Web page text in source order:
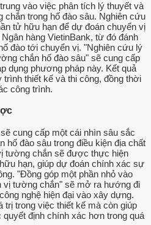
vào việc phân tích lý thuyết và
trong hố đào sâu. Nghiên cứu
tử hữu hạn để dự đoán chuyển vị
hàng VietinBank, từ đó đánh
đào tới chuyển vị. "Nghiên cứu lý
chắn hố đào sâu" sẽ cung cấp
dụng phương pháp này. Kết quả
thiết kế và thi công, đồng thời
công trình.
cung cấp một cái nhìn sâu sắc
hố đào sâu trong điều kiện địa chất
tường chắn sẽ được thực hiện
hạn, giúp dự đoán chính xác sự
"Đồng góp một phần nhỏ vào
vị tường chắn" sẽ mở ra hướng đi
nghệ hiện đại vào xây dựng.
trị trong việc thiết kế mà còn giúp
định chính xác hơn trong quá